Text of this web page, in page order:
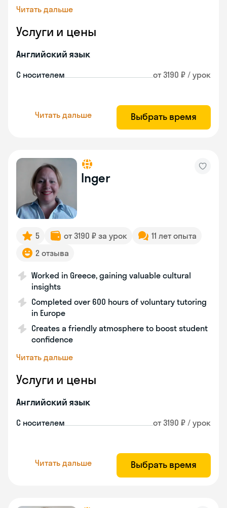
Читать дальше
Услуги и цены
Английский язык
С носителем от 3190 ₽ / урок
Читать дальше Выбрать время
Inger
5 от 3190 ₽ за урок
11 лет опыта
2 отзыва
Worked in Greece, gaining valuable cultural
insights
Completed over 600 hours of voluntary tutoring
in Europe
Creates a friendly atmosphere to boost student
confidence
Читать дальше
Услуги и цены
Английский язык
С носителем от 3190 ₽ / урок
Читать дальше Выбрать время